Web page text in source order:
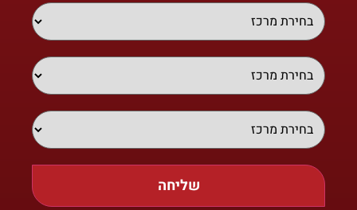
שליחה